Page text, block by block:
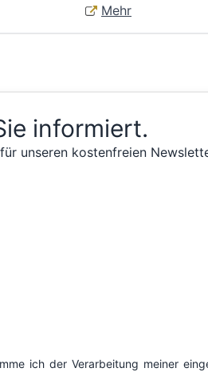
Mehr
informiert.
unseren kostenfreien